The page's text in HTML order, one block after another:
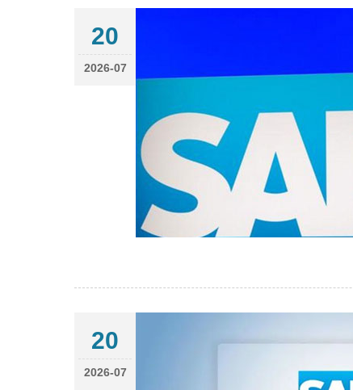
20
2026-07
20
2026-07